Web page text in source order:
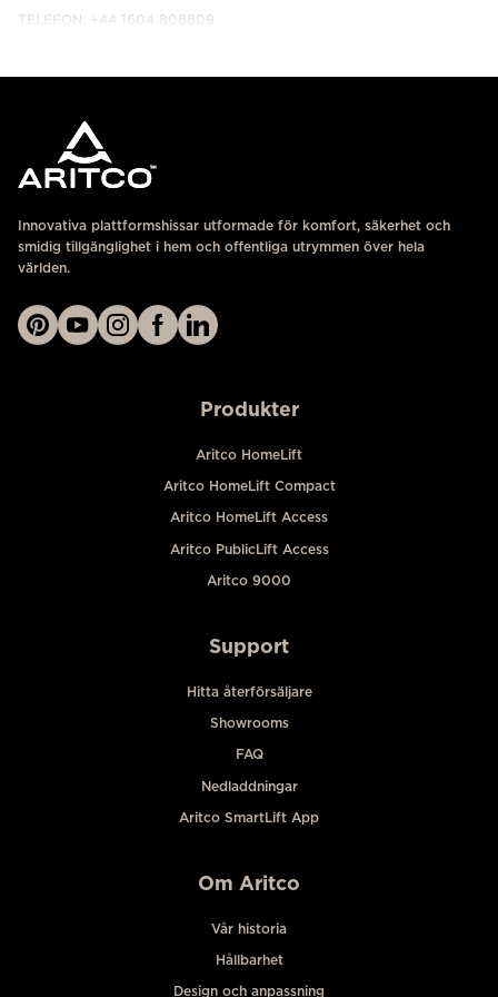
TELEFON: +44 1604 808809
Innovativa plattformshissar utformade för komfort, säkerhet och
smidig tillgänglighet i hem och offentliga utrymmen över hela
världen.
Produkter
Aritco HomeLift
Aritco HomeLift Compact
Aritco HomeLift Access
Aritco PublicLift Access
Aritco 9000
Support
Hitta återförsäljare
Showrooms
FAQ
Nedladdningar
Aritco SmartLift App
Om Aritco
Vår historia
Hållbarhet
Design och anpassning